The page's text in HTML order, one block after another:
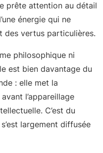
prête attention au détail
énergie qui ne
des vertus particulières.
philosophique ni
est bien davantage du
: elle met la
l’appareillage
C’est du
largement diffusée